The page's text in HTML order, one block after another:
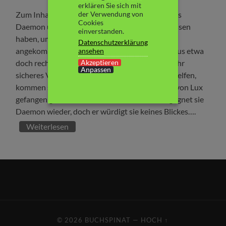
Zum Inhalt: Katy ist immer noch geschockt, dass
Daemon und seine Geschwister sie zurückgelassen
haben, um sich zu den vielen neu auf der Erde
angekommen Lux anzuschließen. Sollte Daedalus etwa
doch recht gehabt haben? Als Katy mit Archer ihr
sicheres Versteck verlassen muss, um Beth zu helfen,
kommen sie in einen Hinterhalt und Katy wird von Lux
gefangen genommen. Im Versteck der Lux begegnet sie
Daemon wieder, doch er würdigt sie keines Blickes….
Weiterlesen
© 2026 BUCHSPINAT — HOCH ↑
erklären Sie sich mit
der Verwendung von
Cookies
einverstanden.
Datenschutzerklärung
ansehen
Akzeptieren
Anpassen